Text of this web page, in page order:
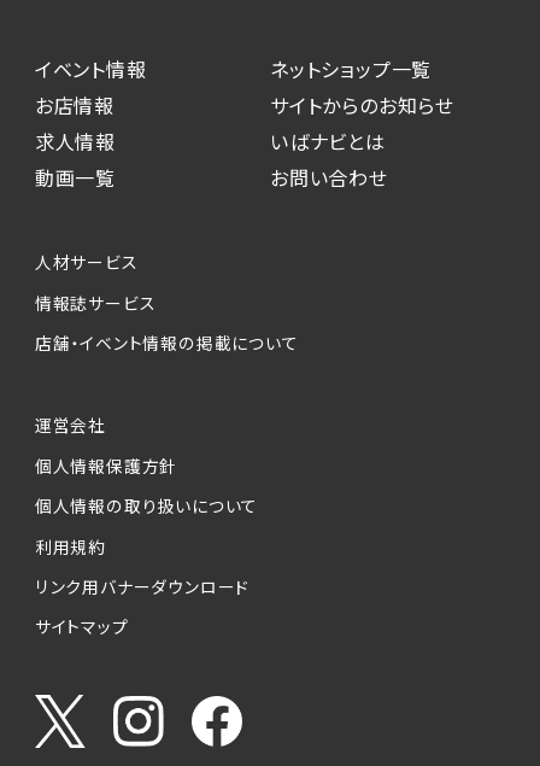
・本サービスを通じて求人広告に応募した際の
選考に関する連絡
・本サービスを通じて店舗への来店予約を登録
した際の内容確認、返答
本サービスが収集する個人情報は、ご本人の意
ービスの実施にあたりそれぞれ必要となる項目
を入力いただかない場合は、各々のサービスを
個人情報の第三者への提供について
当社は、以下の提供先に対して個人情報を提供
します。
(1)お客様が求人応募フォームより個人情報を
送信した事業主（広告主）への提供
お客様が求職活動・応募等を行った企業による
うやりとり・情報提供（採否・合否の検討を含み
ます）
イベント情報
お店情報
求人情報
動画一覧
ネットショップ一覧
サイトからのお知らせ
いばナビとは
お問い合わせ
人材サービス
情報誌サービス
店舗・イベント情報の掲載について
運営会社
個人情報保護方針
個人情報の取り扱いについて
利用規約
リンク用バナーダウンロード
サイトマップ